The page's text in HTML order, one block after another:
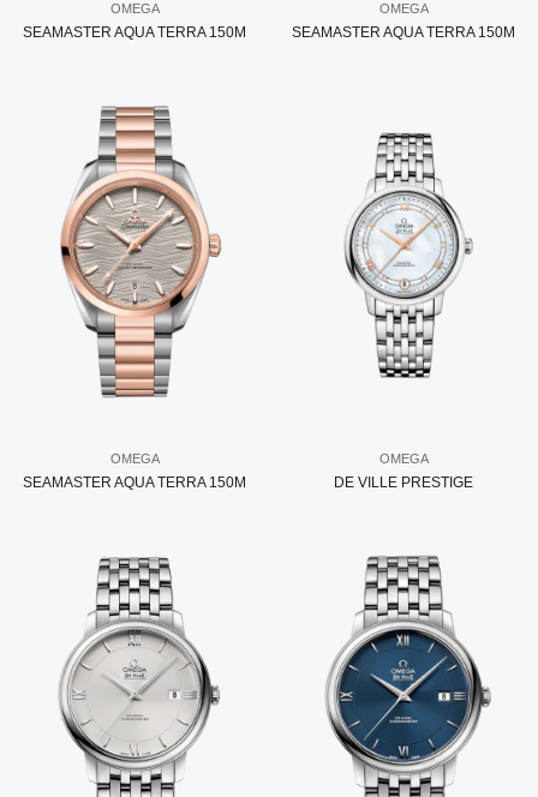
OMEGA
SEAMASTER AQUA TERRA 150M
OMEGA
SEAMASTER AQUA TERRA 150M
OMEGA
SEAMASTER AQUA TERRA 150M
OMEGA
DE VILLE PRESTIGE